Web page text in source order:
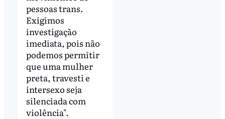
pessoas trans.
Exigimos
investigação
imediata, pois não
podemos permitir
que uma mulher
preta, travesti e
intersexo seja
silenciada com
violência".